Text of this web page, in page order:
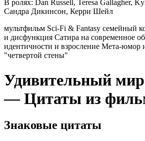
В ролях:
Dan Russell, Teresa Gallagher,
Сандра Дикинсон, Керри Шейл
мультфильм Sci-Fi & Fantasy семейный
и дисфункция Сатира на современное
идентичности и взросление Мета-юмор
"четвертой стены"
Удивительный
— Цитаты из
Знаковые цитаты